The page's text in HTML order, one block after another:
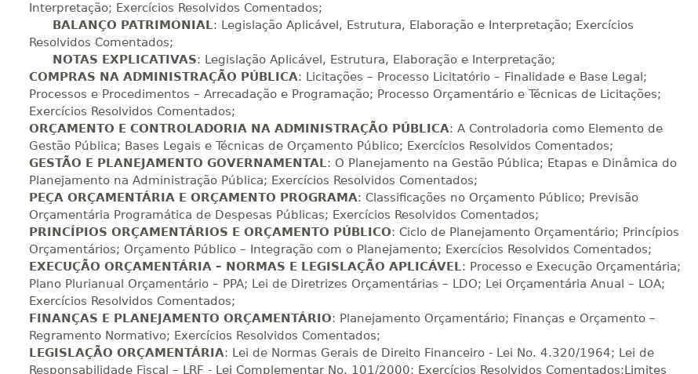
360 H 45 Visualizar Visualizar
R$ 1.784,48
380 H 48dias 150dias Visualizar Visualizar
ELETRÔNICO
R$ 1.883,61
Matricular
400 H 50dias 150 dias Visualizar Visualizar
ELETRÔNICO
R$ 1.982,74
Matricular
420 H 53dias 150dias Visualizar Visualizar
ELETRÔNICO
R$ 2.082,12
Matricular
440 H 55dias 150dias Visualizar Visualizar
ELETRÔNICO
R$ 2.240,16
Matricular
Interpretação; Exercícios Resolvidos Comentados;
BALANÇO PATRIMONIAL: Legislação Aplicável, Estrutura, Elaboração e Interpretação; Exercícios
Resolvidos Comentados;
NOTAS EXPLICATIVAS: Legislação Aplicável, Estrutura, Elaboração e Interpretação;
COMPRAS NA ADMINISTRAÇÃO PÚBLICA: Licitações – Processo Licitatório – Finalidade e Base Legal;
Processos e Procedimentos – Arrecadação e Programação; Processo Orçamentário e Técnicas de Licitações;
Exercícios Resolvidos Comentados;
ORÇAMENTO E CONTROLADORIA NA ADMINISTRAÇÃO PÚBLICA: A Controladoria como Elemento de
Gestão Pública; Bases Legais e Técnicas de Orçamento Público; Exercícios Resolvidos Comentados;
GESTÃO E PLANEJAMENTO GOVERNAMENTAL: O Planejamento na Gestão Pública; Etapas e Dinâmica do
Planejamento na Administração Pública; Exercícios Resolvidos Comentados;
PEÇA ORÇAMENTÁRIA E ORÇAMENTO PROGRAMA: Classificações no Orçamento Público; Previsão
Orçamentária Programática de Despesas Públicas; Exercícios Resolvidos Comentados;
PRINCÍPIOS ORÇAMENTÁRIOS E ORÇAMENTO PÚBLICO: Ciclo de Planejamento Orçamentário; Princípios
Orçamentários; Orçamento Público – Integração com o Planejamento; Exercícios Resolvidos Comentados;
EXECUÇÃO ORÇAMENTÁRIA – NORMAS E LEGISLAÇÃO APLICÁVEL: Processo e Execução Orçamentária;
Plano Plurianual Orçamentário – PPA; Lei de Diretrizes Orçamentárias – LDO; Lei Orçamentária Anual – LOA;
Exercícios Resolvidos Comentados;
FINANÇAS E PLANEJAMENTO ORÇAMENTÁRIO: Planejamento Orçamentário; Finanças e Orçamento –
Regramento Normativo; Exercícios Resolvidos Comentados;
LEGISLAÇÃO ORÇAMENTÁRIA: Lei de Normas Gerais de Direito Financeiro - Lei No. 4.320/1964; Lei de
Responsabilidade Fiscal – LRF - Lei Complementar No. 101/2000; Exercícios Resolvidos Comentados;Limites